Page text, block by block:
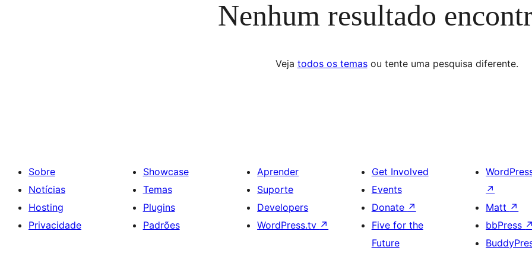
Nenhum resultado
Veja todos os temasou tente uma pesquisa diferente.
Sobre
Notícias
Hosting
Privacidade
Showcase
Temas
Plugins
Padrões
Aprender
Suporte
Developers
WordPress.tv ↗
Get Involved
Events
Donate ↗
Five for the
Future
↗
Matt ↗
bbPress ↗